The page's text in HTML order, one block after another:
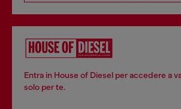
Entra in House of Diesel per accedere a
solo per te.